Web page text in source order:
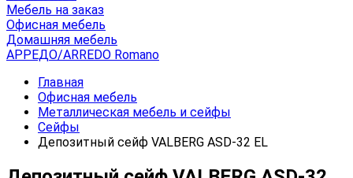
Мебель на заказ
Офисная мебель
Домашняя мебель
АРРЕДО/ARREDO Romano
Главная
Офисная мебель
Металлическая мебель и сейфы
Сейфы
Депозитный сейф VALBERG ASD-32 EL